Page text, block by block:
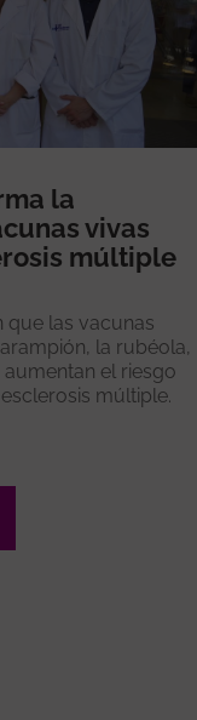
la
vivas
múltiple
que las vacunas
la rubéola,
el riesgo
múltiple.